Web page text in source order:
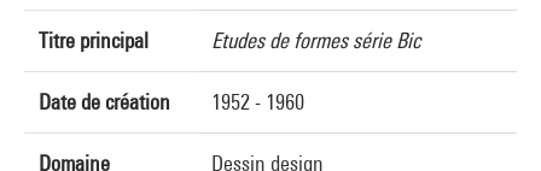
Titre principal Etudes de formes série Bic
Date de création 1952 - 1960
Domaine Dessin design